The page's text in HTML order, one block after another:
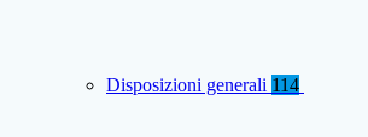
Disposizioni generali 114